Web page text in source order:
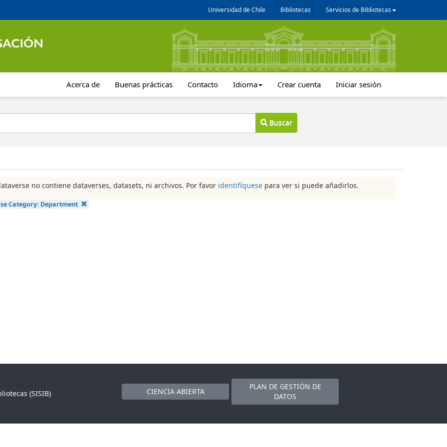
Universidad de Chile Bibliotecas Servicios de Bibliotecas
Acerca de Buenas prácticas Contacto Idioma Crear cuenta Iniciar sesión
Buscar
no contiene dataverses, datasets, ni archivos. Por favor identifíquese para ver si puede añadirlos.
Category: Department
(SISIB)
CIENCIA ABIERTA
PLAN DE GESTIÓN DE
DATOS